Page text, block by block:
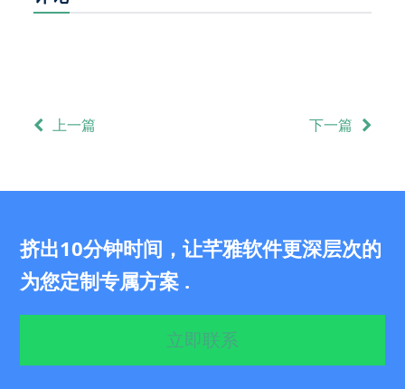
上一篇 下一篇
挤出10分钟时间，让芊雅软件更深层次的
为您定制专属方案 .
立即联系